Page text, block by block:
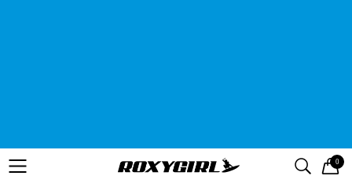
메뉴 검색
로고 0